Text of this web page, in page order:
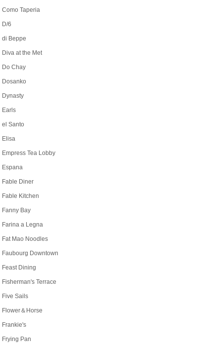
Como Taperia
D/6
di Beppe
Diva at the Met
Do Chay
Dosanko
Dynasty
Earls
el Santo
Elisa
Empress Tea Lobby
Espana
Fable Diner
Fable Kitchen
Fanny Bay
Farina a Legna
Fat Mao Noodles
Faubourg Downtown
Feast Dining
Fisherman's Terrace
Five Sails
Flower＆Horse
Frankie's
Frying Pan